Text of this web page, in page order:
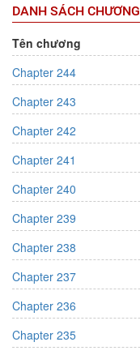
DANH SÁCH CHƯƠNG
Tên chương
Chapter 244
Chapter 243
Chapter 242
Chapter 241
Chapter 240
Chapter 239
Chapter 238
Chapter 237
Chapter 236
Chapter 235